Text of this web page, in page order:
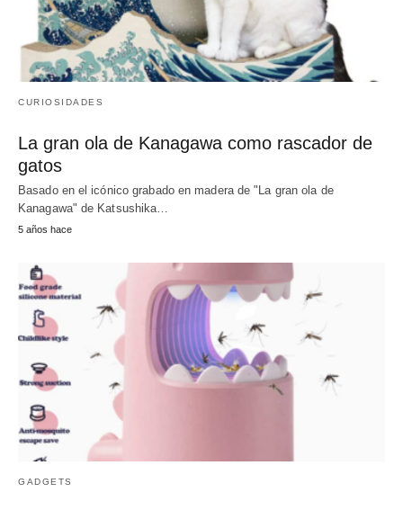
CURIOSIDADES
La gran ola de Kanagawa como rascador de
gatos
Basado en el icónico grabado en madera de "La gran ola de
Kanagawa" de Katsushika…
5 años hace
GADGETS